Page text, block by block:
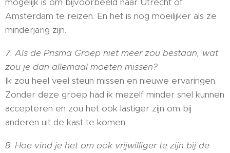
Amsterdam te reizen. En het is nog moeilijker als ze
minderjarig zijn.
7. Als de Prisma Groep niet meer zou bestaan, wat
zou je dan allemaal moeten missen?
Ik zou heel veel steun missen en nieuwe ervaringen.
Zonder deze groep had ik mezelf minder snel kunnen
accepteren en zou het ook lastiger zijn om bij
anderen uit de kast te komen.
8. Hoe vind je het om ook vrijwilliger te zijn bij de